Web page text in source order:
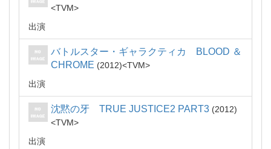
TVM
出演
バトルスター・ギャラクティカ BLOOD ＆
CHROME
2012
TVM
出演
沈黙の牙 TRUE JUSTICE2 PART3
2012
TVM
出演